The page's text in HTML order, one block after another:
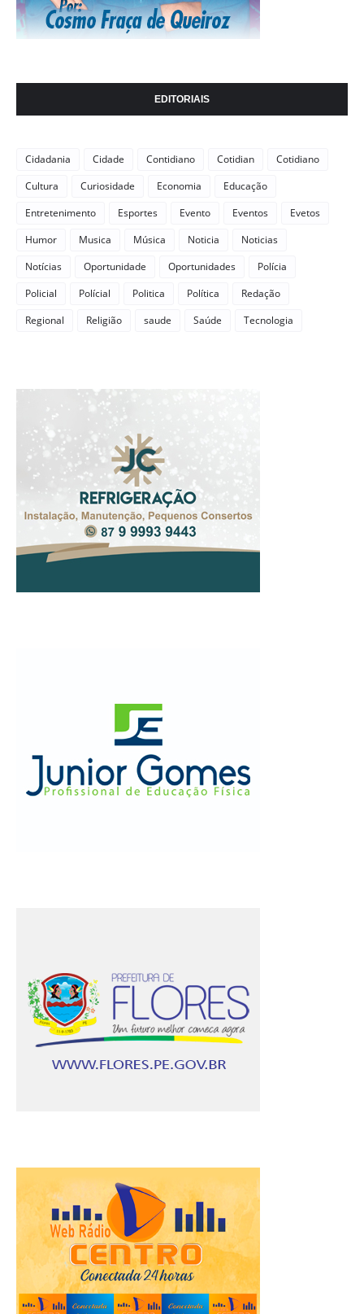
EDITORIAIS
Cidadania Cidade Contidiano Cotidian
Cotidiano
Cultura
Curiosidade Economia
Educação
Entretenimento
Esportes Evento Eventos
Evetos
Humor
Musica Música Noticia
Noticias
Notícias
Oportunidade Oportunidades
Polícia
Policial
Polícial Politica Política
Redação
Regional
Religião saude Saúde Tecnologia